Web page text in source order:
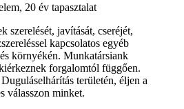
20 év tapasztalat
szerelését, javítását, cseréjét,
kapcsolatos egyéb
környékén. Munkatársiank
forgalomtól függően.
területén, éljen a
válasszon minket.